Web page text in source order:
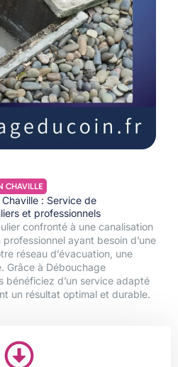
CHAVILLE
: Service de
et professionnels
confronté à une canalisation
ayant besoin d’une
réseau d’évacuation, une
Grâce à Débouchage
bénéficiez d’un service adapté
un résultat optimal et durable.